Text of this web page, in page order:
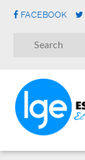
FACEBOOK